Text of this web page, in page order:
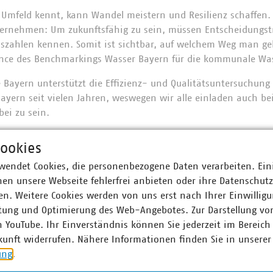
kennt, kann Wandel meistern und Resilienz
Um zukunftsfähig zu sein, müssen
kennen. Somit ist sichtbar, auf welchem Weg man
des Benchmarkings Wasser Bayern für die kommunale
Bayern unterstützt die Effizienz- und
seit vielen Jahren, weswegen wir alle einladen auch
zu sein.
ist es, die individuelle Leistungsfähigkeit jedes
unter Wahrung der Anonymität und Vertraulichkeit der
der Bereiche Effizienz, Sicherheit, Qualität,
Dieser objektive Leistungsvergleich hilft,
Verbesserungsmaßnahmen, welche aus dem
empfiehlt es sich, regelmäßig an den Benchmarking-
unternehmensinternen Perspektive nutzen die
auch für die Kommunikation gegenüber
Cookies, die personenbezogene Daten verarbeiten.
unsere Webseite fehlerfrei anbieten oder ihre
Weitere Cookies werden von uns erst nach Ihrer
und Optimierung des Web-Angebotes. Zur Darstellung
YouTube. Ihr Einverständnis können Sie jederzeit im
widerrufen. Nähere Informationen finden Sie in unserer
.